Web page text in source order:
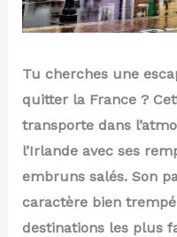
Tu cherches une
quitter la France ?
transporte dans
l’Irlande avec ses
embruns salés. Son
caractère bien
destinations les plus